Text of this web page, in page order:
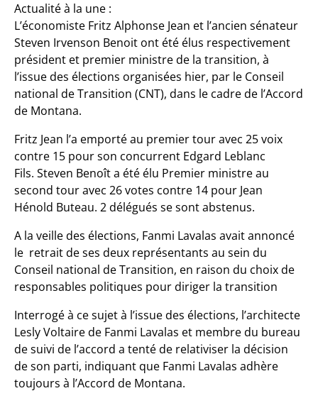
Actualité à la une :
L’économiste Fritz Alphonse Jean et l’ancien sénateur
Steven Irvenson Benoit ont été élus respectivement
président et premier ministre de la transition, à
l’issue des élections organisées hier, par le Conseil
national de Transition (CNT), dans le cadre de l’Accord
de Montana.
Fritz Jean l’a emporté au premier tour avec 25 voix
contre 15 pour son concurrent Edgard Leblanc
Fils. Steven Benoît a été élu Premier ministre au
second tour avec 26 votes contre 14 pour Jean
Hénold Buteau. 2 délégués se sont abstenus.
A la veille des élections, Fanmi Lavalas avait annoncé
le retrait de ses deux représentants au sein du
Conseil national de Transition, en raison du choix de
responsables politiques pour diriger la transition
Interrogé à ce sujet à l’issue des élections, l’architecte
Lesly Voltaire de Fanmi Lavalas et membre du bureau
de suivi de l’accord a tenté de relativiser la décision
de son parti, indiquant que Fanmi Lavalas adhère
toujours à l’Accord de Montana.